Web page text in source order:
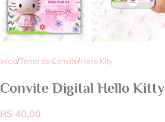
Início/Tema do Convite/Hello Kity
Convite Digital Hello Kitty
R$ 40,00